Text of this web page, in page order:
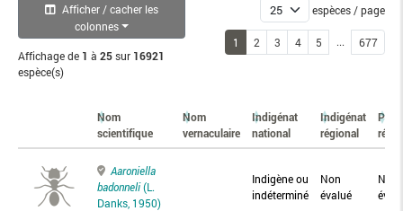
Afficher / cacher les
colonnes
Affichage de 1 à 25sur 16921
espèce(s)
espèces / page
1 2 3 4 5 ... 677
Nom
scientifique
Nom
vernaculaire
Indigénat
national
Indigénat
régional
Aaroniella
badonneli(L.
Danks, 1950)
Indigène ou
indéterminé
Non
évalué
Non